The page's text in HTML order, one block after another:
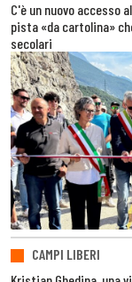
C'è un nuovo accesso
pista «da cartolina»
secolari
CAMPI LIBERI